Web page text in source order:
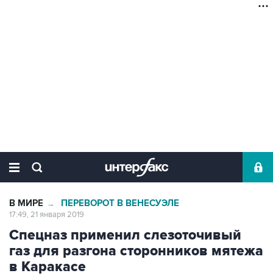
В МИРЕ → ПЕРЕВОРОТ В ВЕНЕСУЭЛЕ
17:49, 21 января 2019
Спецназ применил слезоточивый
газ для разгона сторонников мятежа
в Каракасе